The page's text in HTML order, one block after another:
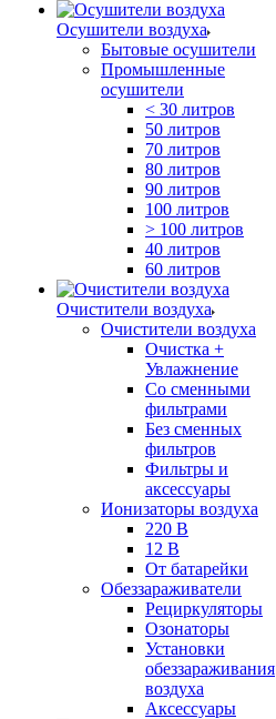
Осушители воздуха
Бытовые осушители
Промышленные
осушители
< 30 литров
50 литров
70 литров
80 литров
90 литров
100 литров
> 100 литров
40 литров
60 литров
Очистители воздуха
Очистители воздуха
Очистка +
Увлажнение
Cо сменными
фильтрами
Без сменных
фильтров
Фильтры и
аксессуары
Ионизаторы воздуха
220 В
12 В
От батарейки
Обеззараживатели
Рециркуляторы
Озонаторы
Установки
обеззараживания
воздуха
Аксессуары